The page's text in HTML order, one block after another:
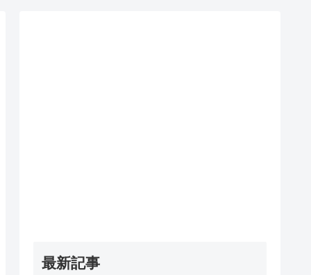
最新記事